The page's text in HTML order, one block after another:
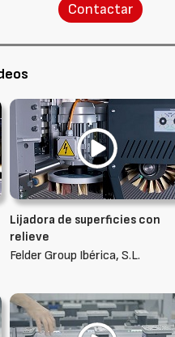
Contactar
Lijadora de superficies con
relieve
Felder Group Ibérica, S.L.